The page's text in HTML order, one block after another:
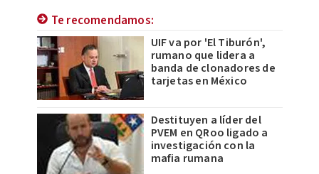
Te recomendamos:
UIF va por 'El Tiburón',
rumano que lidera a
banda de clonadores de
tarjetas en México
Destituyen a líder del
PVEM en QRoo ligado a
investigación con la
mafia rumana